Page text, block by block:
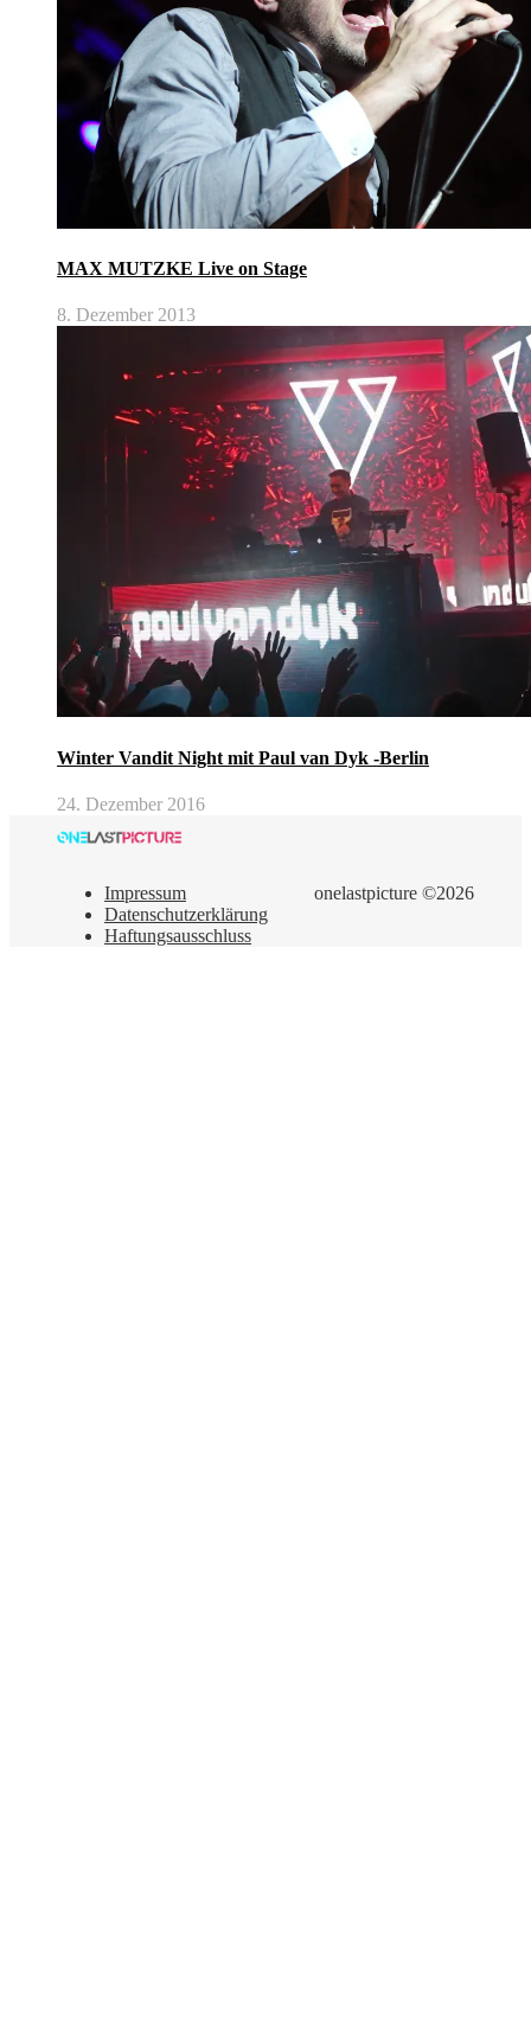
MAX MUTZKE Live on Stage
8. Dezember 2013
Winter Vandit Night mit Paul van Dyk -Berlin
24. Dezember 2016
onelastpicture ©2026
Impressum
Datenschutzerklärung
Haftungsausschluss